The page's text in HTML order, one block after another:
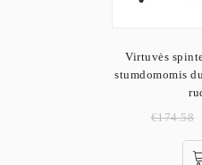
Virtuvės
stumdomomis
€174.58